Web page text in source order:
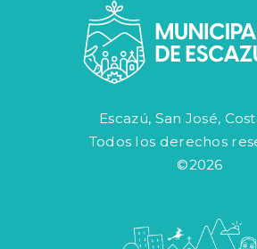
Escazú, San José,
Todos los derechos
©2026